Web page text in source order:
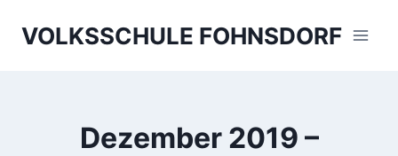
VOLKSSCHULE FOHNSDORF
Dezember 2019 –